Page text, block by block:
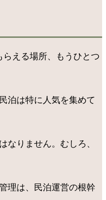
える場所、もうひとつ
泊は特に人気を集めて
なりません。むしろ、
理は、民泊運営の根幹